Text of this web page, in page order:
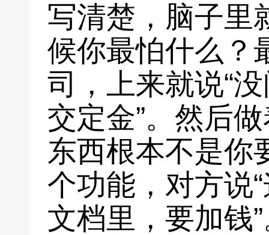
写清楚，脑子里
候你最怕什么？
司，上来就说“
交定金”。然后
东西根本不是你
个功能，对方说
文档里，要加钱